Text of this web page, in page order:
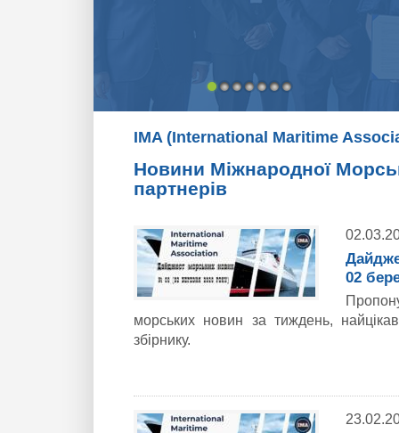
IMA (International Maritime
Новини Міжнародної
партнерів
02
морських новин за тиждень,
збірнику.